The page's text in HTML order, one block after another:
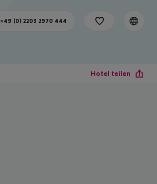
+49 (0) 2203 2970 444
Hotel teilen